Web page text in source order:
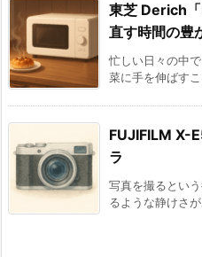
東芝 Derich
直す時間の豊
忙しい日々の中
菜に手を伸ばす
FUJIFILM X-
ラ
写真を撮るとい
るような静けさ